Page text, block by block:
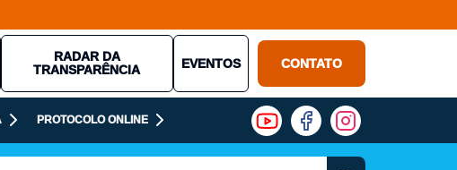
RADAR DA
TRANSPARÊNCIA
EVENTOS CONTATO
PROTOCOLO ONLINE